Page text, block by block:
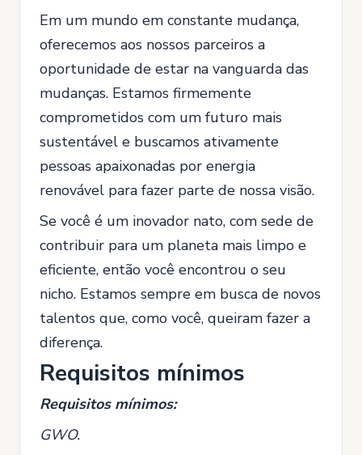
Em um mundo em constante mudança,
oferecemos aos nossos parceiros a
oportunidade de estar na vanguarda das
mudanças. Estamos firmemente
comprometidos com um futuro mais
sustentável e buscamos ativamente
pessoas apaixonadas por energia
renovável para fazer parte de nossa visão.
Se você é um inovador nato, com sede de
contribuir para um planeta mais limpo e
eficiente, então você encontrou o seu
nicho. Estamos sempre em busca de novos
talentos que, como você, queiram fazer a
diferença.
Requisitos mínimos
Requisitos mínimos:
GWO.